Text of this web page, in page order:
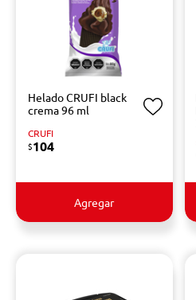
Helado CRUFI black
crema 96 ml
CRUFI
$104
Agregar